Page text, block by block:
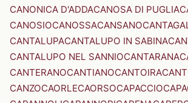
CANONICA D'ADDACANOSA DI PUGLIA
CANOSIOCANOSSACANSANO
CANTALUPACANTALUPO IN SABINA
CANTALUPO NEL SANNIOCANTARANA
CANTERANOCANTIANOCANTOIRA
CANZOCAORLECAORSOCAPACCIO